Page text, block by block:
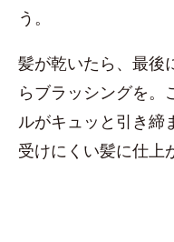
う。
髪が乾いたら、最後
らブラッシングを。
ルがキュッと引き締
受けにくい髪に仕上